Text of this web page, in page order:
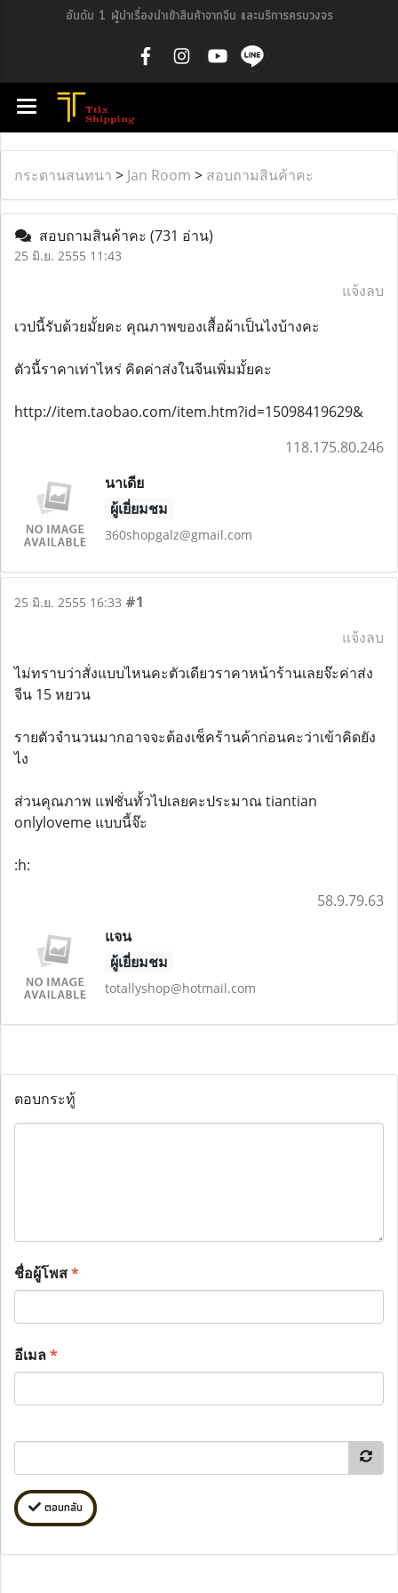
อันดับ 1 ผู้นำเรื่องนำเข้าสินค้าจากจีน และบริการครบวงจร
กระดานสนทนา > Jan Room > สอบถามสินค้าคะ
สอบถามสินค้าคะ (731 อ่าน)
25 มิ.ย. 2555 11:43
แจ้งลบ
เวปนี้รับด้วยมั้ยคะ คุณภาพของเสื้อผ้าเป็นไงบ้างคะ
ตัวนี้ราคาเท่าไหร่ คิดค่าส่งในจีนเพิ่มมั้ยคะ
http://item.taobao.com/item.htm?id=15098419629&
118.175.80.246
นาเดีย
ผู้เยี่ยมชม
360shopgalz@gmail.com
25 มิ.ย. 2555 16:33 #1
แจ้งลบ
ไม่ทราบว่าสั่งแบบไหนคะตัวเดียวราคาหน้าร้านเลยจ๊ะค่าส่ง
จีน 15 หยวน
รายตัวจำนวนมากอาจจะต้องเช็คร้านค้าก่อนคะว่าเข้าคิดยัง
ไง
ส่วนคุณภาพ แฟชั่นทั้วไปเลยคะประมาณ tiantian
onlyloveme แบบนี้จ๊ะ
:h:
58.9.79.63
แจน
ผู้เยี่ยมชม
totallyshop@hotmail.com
ตอบกระทู้
ชื่อผู้โพส*
อีเมล*
ตอบกลับ